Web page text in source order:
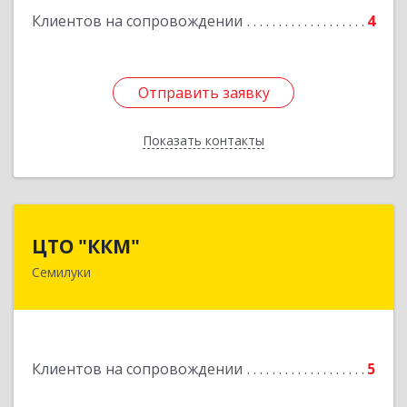
Клиентов на сопровождении 4
Отправить заявку
Показать контакты
Отправить заявку
Назад
ЦТО "ККМ"
Семилуки
Клиентов на сопровождении 5